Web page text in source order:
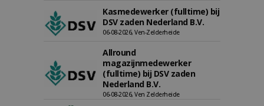
Kasmedewerker (fulltime) bij
DSV zaden Nederland B.V.
06-08-2026, Ven-Zelderheide
Allround
magazijnmedewerker
(fulltime) bij DSV zaden
Nederland B.V.
06-08-2026, Ven Zelderheide